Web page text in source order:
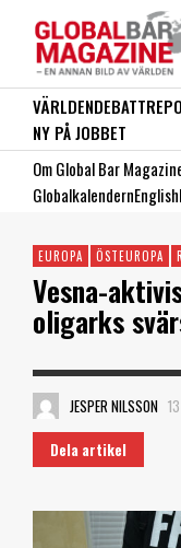
VÄRLDENDEBATT
NY PÅ JOBBET
Om Global Bar
GlobalkalendernEnglish
EUROPA ÖSTEUROPA
Vesna-
oligarks
JESPER NILSSON
Dela artikel